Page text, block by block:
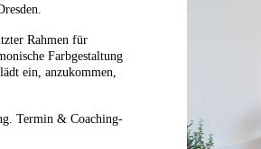
Rahmen für
Farbgestaltung
ein, anzukommen,
Termin & Coaching-